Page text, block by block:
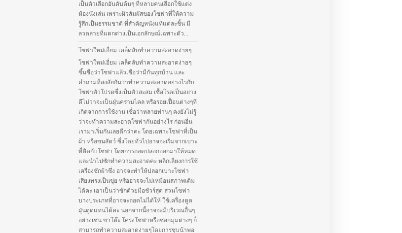
เป็นตัวเลือกอันดับต้นๆ ที่หลายคนเลือกใช้แต่ง
ห้องนั่งเล่น เพราะผิวสัมผัสของโซฟาที่ให้ความ
รู้สึกเป็นธรรมชาติ ที่สำคัญหนังแท้แต่ละชิ้น มี
ลวดลายที่แตกต่างเป็นเอกลักษณ์เฉพาะตัว...
โซฟาใหม่เอี่ยม เคล็ดลับทำความสะอาดง่ายๆ
โซฟาใหม่เอี่ยม เคล็ดลับทำความสะอาดง่ายๆ
ขึ้นชื่อว่าโซฟาแล้วเชื่อว่ามีกันทุกบ้าน และ
คำถามที่สงสัยกันว่าทำความสะอาดอย่างไรกับ
โซฟาตัวโปรดซึ่งเป็นตัวสะสม เชื้อโรคเป็นอย่าง
ดีไม่ว่าจะเป็นฝุ่นคราบไคล หรือรอยเปื้อนต่างๆที่
เกิดจากการใช้งาน เชื่อว่าหลายท่านๆ คงยังไม่รู้
ว่าจะทำความสะอาดโซฟากันอย่างไร ก่อนอื่น
เรามาเริ่มกันเลยดีกว่าคะ โดยเฉพาะโซฟาที่เป็น
ผ้า หรือขนสัตว์ ซึ่งโดยทั่วไปอาจจะเริ่มจากเบาะ
ที่ติดกับโซฟา โดยการถอดปลอกออกมาให้หมด
และนำไปซักทำความสะอาดคะ หลีกเลี่ยงการใช้
เครื่องซักผ้าซึ่ง อาจจะทำให้ปลอกเบาะโซฟา
เสียงทรงเป็นขุ่ย หรืออาจจะไม่เหมือนสภาพเดิม
ได้คะ เอาเป็นว่าซักด้วยมือชัวร์สุด ส่วนโซฟา
บางประเภทที่อาจจะถอดไม่ได้ให้ ใช้เครื่องดูด
ฝุ่นดูดแทนได้คะ นอกจากนี้อาจจะมีบริเวณอื่นๆ
อย่างเช่น ขาโต๊ะ โครงโซฟาหรือซอกมุมต่างๆ ก็
สามารถทำความสะอาดง่ายๆโดยการชุบน้าพอ